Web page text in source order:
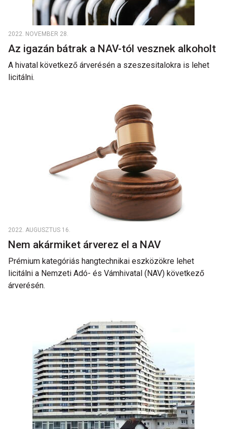
2022. NOVEMBER 28.
Az igazán bátrak a NAV-tól vesznek alkoholt
A hivatal következő árverésén a szeszesitalokra is lehet
licitálni.
2022. AUGUSZTUS 16.
Nem akármiket árverez el a NAV
Prémium kategóriás hangtechnikai eszközökre lehet
licitálni a Nemzeti Adó- és Vámhivatal (NAV) következő
árverésén.